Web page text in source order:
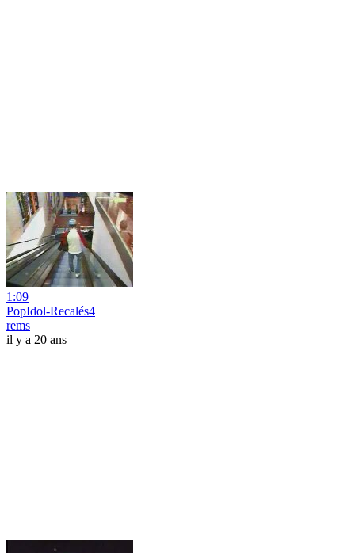
1:09
PopIdol-Recalés4
rems
il y a 20 ans